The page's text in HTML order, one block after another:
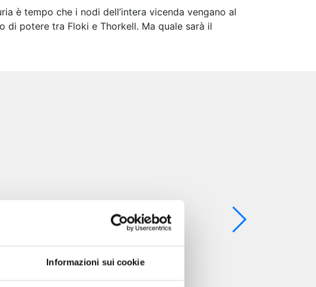
Informazioni sui cookie
è tempo che i nodi dell’intera vicenda vengano al
di potere tra Floki e Thorkell. Ma quale sarà il